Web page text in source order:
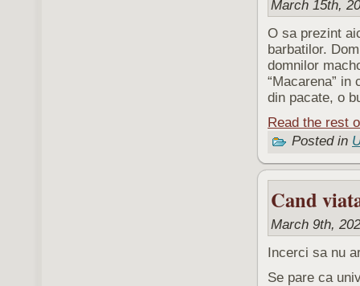
March 15th,
O sa prezint
barbatilor.
domnilor
“Macarena”
din pacate, o
Read the rest
Posted in
Cand
March 9th,
Incerci sa nu
Se pare ca